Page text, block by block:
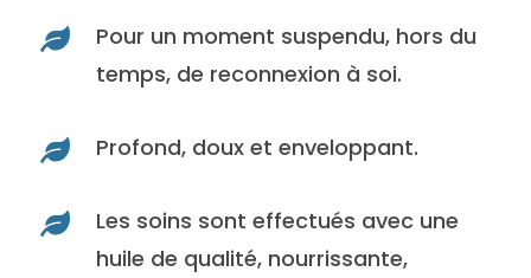

Pour un moment suspendu, hors du
temps, de reconnexion à soi.
 Profond, doux et enveloppant.

Les soins sont effectués avec une
huile de qualité, nourrissante,